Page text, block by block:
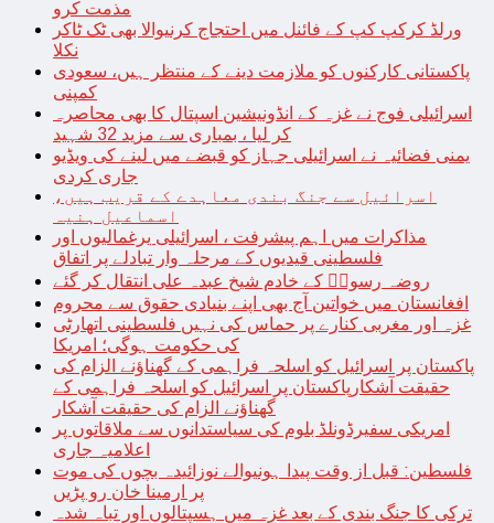
مذمت کرو
ورلڈ کرکپ کپ کے فائنل میں احتجاج کرنیوالا بھی ٹک ٹاکر
نکلا
پاکستانی کارکنوں کو ملازمت دینے کے منتظر ہیں، سعودی
کمپنی
اسرائیلی فوج نے غزہ کے انڈونیشین اسپتال کا بھی محاصرہ
کر لیا ، بمباری سے مزید 32 شہید
یمنی فضائیہ نے اسرائیلی جہاز کو قبضے میں لینے کی ویڈیو
جاری کردی
اسرائیل سے جنگ بندی معاہدے کے قریب ہیں،
اسماعیل ہنیہ
مذاکرات میں اہم پیشرفت ، اسرائیلی یرغمالیوں اور
فلسطینی قیدیوں کے مرحلہ وار تبادلے پر اتفاق
روضہ رسولؐ کے خادم شیخ عبدہ علی انتقال کر گئے
افغانستان میں خواتین آج بھی اپنے بنیادی حقوق سے محروم
غزہ اور مغربی کنارے پر حماس کی نہیں فلسطینی اتھارٹی
کی حکومت ہوگی؛ امریکا
پاکستان پر اسرائیل کو اسلحہ فراہمی کے گھناؤنے الزام کی
حقیقت آشکارپاکستان پر اسرائیل کو اسلحہ فراہمی کے
گھناؤنے الزام کی حقیقت آشکار
امریکی سفیرڈونلڈ بلوم کی سیاستدانوں سے ملاقاتوں پر
اعلامیہ جاری
فلسطین: قبل از وقت پیدا ہونیوالے نوزائیدہ بچوں کی موت
پر ارمینا خان رو پڑیں
ترکی کا جنگ بندی کے بعد غزہ میں ہسپتالوں اور تباہ شدہ